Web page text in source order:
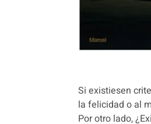
Si existiesen
la felicidad o al
Por otro lado,